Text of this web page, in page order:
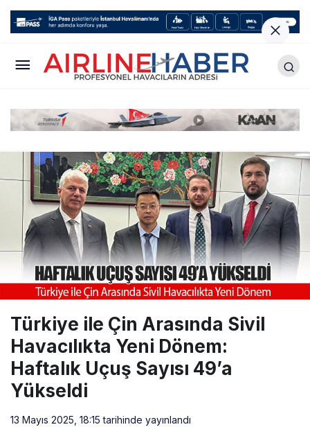
Türkiye ile Çin Arasında Sivil
Havacılıkta Yeni Dönem:
Haftalık Uçuş Sayısı 49’a
Yükseldi
13 Mayıs 2025, 18:15 tarihinde yayınlandı